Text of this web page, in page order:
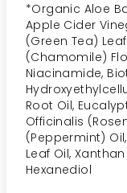
*Organic Aloe
Apple Cider
(Green Tea)
(Chamomile)
Niacinamide,
Root Oil,
Officinalis
(Peppermint)
Leaf Oil,
Hexanediol